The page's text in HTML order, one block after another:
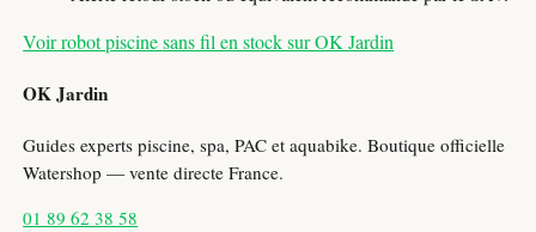
Voir robot piscine sans fil en stock sur OK Jardin
OK Jardin
Guides experts piscine, spa, PAC et aquabike. Boutique officielle
Watershop — vente directe France.
01 89 62 38 58